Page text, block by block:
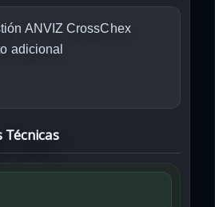
ANVIZ CrossChex
adicional
Técnicas